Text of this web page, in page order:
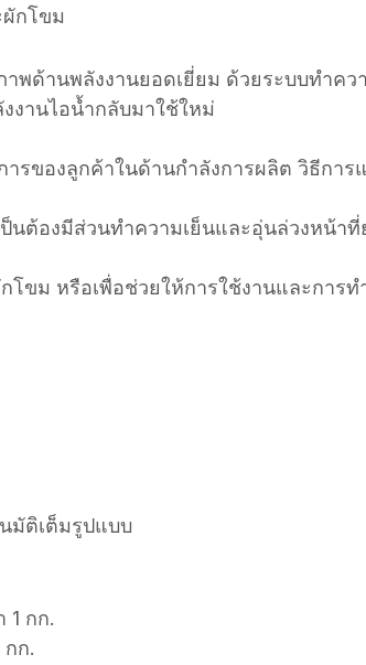
กโขม
าพด้านพลังงานยอดเยี่ยม ด้วยระบบทำ
งานไอน้ำกลับมาใช้ใหม่
ของลูกค้าในด้านกำลังการผลิต วิธีการ
ต้องมีส่วนทำความเย็นและอุ่นล่วงหน้า
ขม หรือเพื่อช่วยให้การใช้งานและการ
มัติเต็มรูปแบบ
1 กก.
ก.